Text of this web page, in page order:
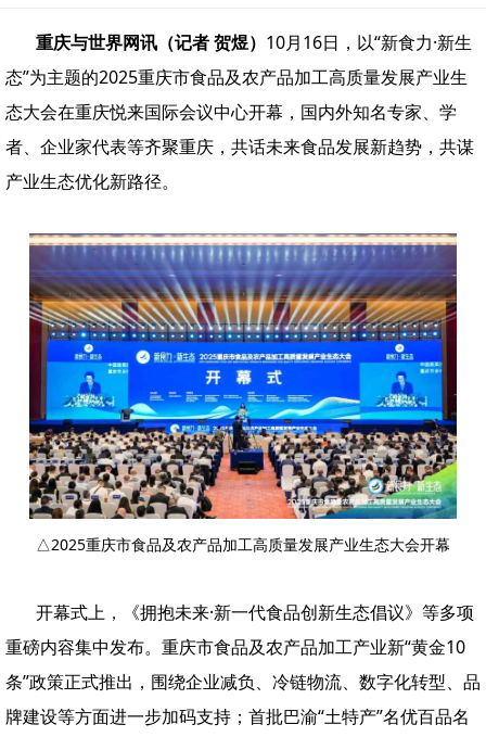
重庆与世界网讯（记者 贺煜） 10月16日，以“新食力·新生
态”为主题的2025重庆市食品及农产品加工高质量发展产业生
态大会在重庆悦来国际会议中心开幕，国内外知名专家、学
者、企业家代表等齐聚重庆，共话未来食品发展新趋势，共谋
产业生态优化新路径。
△2025重庆市食品及农产品加工高质量发展产业生态大会开幕
开幕式上，《拥抱未来·新一代食品创新生态倡议》等多项
重磅内容集中发布。重庆市食品及农产品加工产业新“黄金10
条”政策正式推出，围绕企业减负、冷链物流、数字化转型、品
牌建设等方面进一步加码支持；首批巴渝“土特产”名优百品名